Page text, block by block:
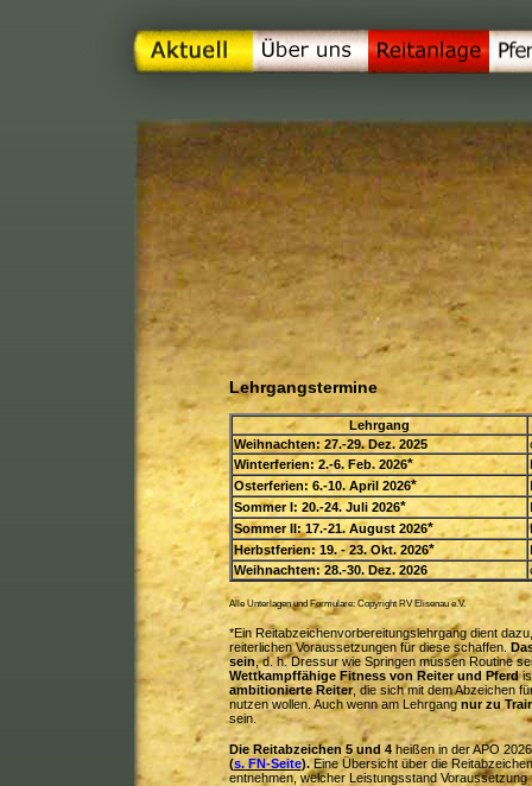
Lehrgangstermine
Lehrgang
Weihnachten: 27.-29. Dez. 2025
Winterferien: 2.-6. Feb. 2026*
Osterferien: 6.-10. April 2026*
Sommer I: 20.-24. Juli 2026*
Sommer II: 17.-21. August 2026*
Herbstferien: 19. - 23. Okt. 2026*
Weihnachten: 28.-30. Dez. 2026
Alle Unterlagen und Formulare: Copyright RV Elisenau e.V.
*Ein Reitabzeichenvorbereitungslehrgang dient
reiterlichen Voraussetzungen für diese schaffen.
sein, d. h. Dressur wie Springen müssen Routine
Wettkampffähige Fitness von Reiter und Pferd
ambitionierte Reiter, die sich mit dem Abzeichen
nutzen wollen. Auch wenn am Lehrgangnur zu
sein.
Die Reitabzeichen 5 und 4 heißen in der APO
(s. FN-Seite).Eine Übersicht über die
entnehmen, welcher Leistungsstand